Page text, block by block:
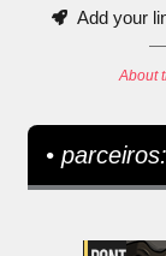
Add your
About
• parceiros: